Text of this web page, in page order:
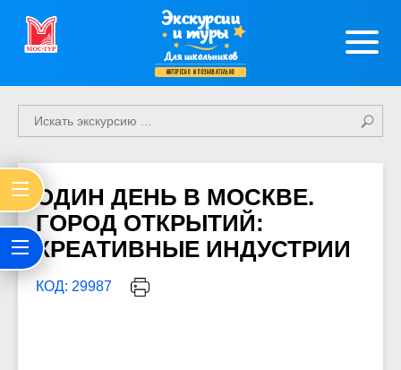
Экскурсии
и туры
Для школьников
интересно и познавательно
ОДИН ДЕНЬ В МОСКВЕ.
ГОРОД ОТКРЫТИЙ:
КРЕАТИВНЫЕ ИНДУСТРИИ
КОД: 29987